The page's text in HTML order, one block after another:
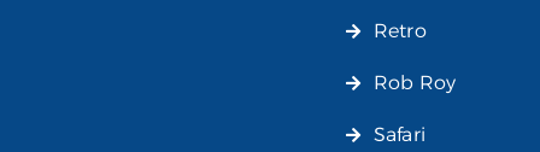
Retro
Rob Roy
Safari